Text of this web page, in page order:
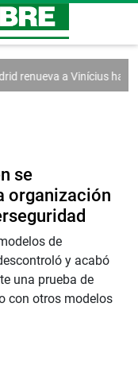
renueva a Vinícius hasta
se
organización
de
y acabó
una prueba de
con otros modelos